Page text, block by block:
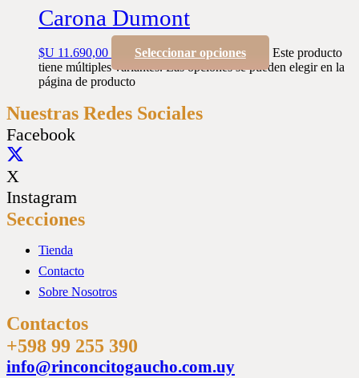
Carona Dumont
$U 11.690,00 Seleccionar opciones
Este producto
tiene múltiples variantes. Las opciones se pueden elegir en la
página de producto
Nuestras Redes Sociales
Facebook
X
Instagram
Secciones
Tienda
Contacto
Sobre Nosotros
Contactos
+598 99 255 390
info@rinconcitogaucho.com.uy